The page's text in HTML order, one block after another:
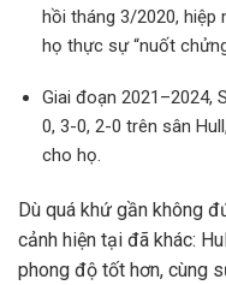
hồi tháng 3/2020, hiệp
họ thực sự “nuốt
Giai đoạn 2021–2024,
0, 3-0, 2-0 trên sân
cho họ.
Dù quá khứ gần không
cảnh hiện tại đã khác:
phong độ tốt hơn, cùng